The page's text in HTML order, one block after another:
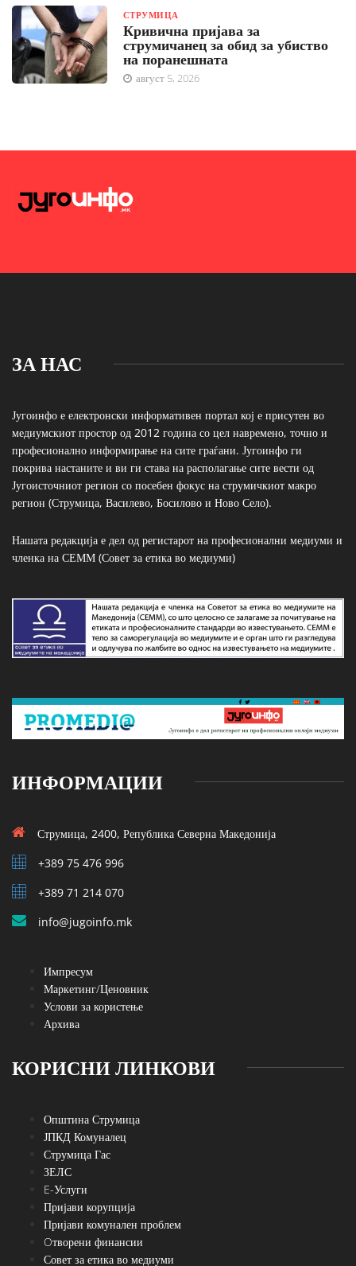
СТРУМИЦА
Кривична пријава за
струмичанец за обид за убиство
на поранешната
август 5, 2026
ЗА НАС
Југоинфо е електронски информативен портал кој е присутен во
медиумскиот простор од 2012 година со цел навремено, точно и
професионално информирање на сите граѓани. Југоинфо ги
покрива настаните и ви ги става на располагање сите вести од
Југоисточниот регион со посебен фокус на струмичкиот макро
регион (Струмица, Василево, Босилово и Ново Село).
Нашата редакција е дел од регистарот на професионални медиуми и
членка на СЕММ (Совет за етика во медиуми)
ИНФОРМАЦИИ
Струмица, 2400, Република Северна Македонија
+389 75 476 996
+389 71 214 070
info@jugoinfo.mk
Импресум
Маркетинг/Ценовник
Услови за користење
Архива
КОРИСНИ ЛИНКОВИ
Општина Струмица
ЈПКД Комуналец
Струмица Гас
ЗЕЛС
E-Услуги
Пријави корупција
Пријави комунален проблем
Oтворени финансии
Совет за етика во медиуми